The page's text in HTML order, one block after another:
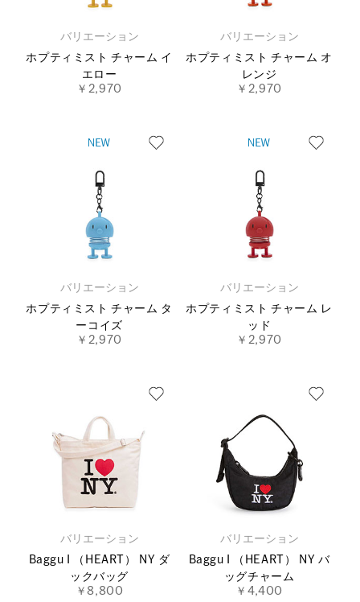
バリエーション
ホプティミスト チャーム イ
エロー
￥2,970
バリエーション
ホプティミスト チャーム オ
レンジ
￥2,970
バリエーション
ホプティミスト チャーム タ
ーコイズ
￥2,970
バリエーション
ホプティミスト チャーム レ
ッド
￥2,970
バリエーション
Baggu I （HEART） NY ダ
ックバッグ
￥8,800
バリエーション
Baggu I （HEART） NY バ
ッグチャーム
￥4,400